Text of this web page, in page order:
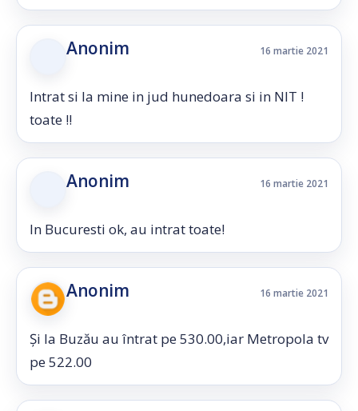
Anonim 16 martie 2021
Intrat si la mine in jud hunedoara si in NIT !
toate !!
Anonim 16 martie 2021
In Bucuresti ok, au intrat toate!
Anonim 16 martie 2021
Și la Buzău au întrat pe 530.00,iar Metropola tv
pe 522.00